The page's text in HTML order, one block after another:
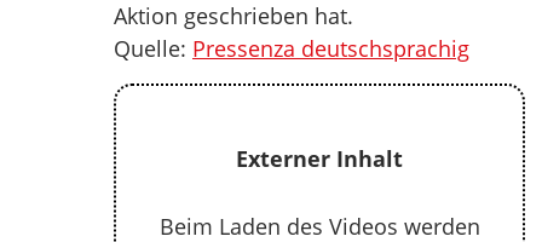
Aktion geschrieben hat.
Quelle: Pressenza deutschsprachig
Externer Inhalt
Beim Laden des Videos werden